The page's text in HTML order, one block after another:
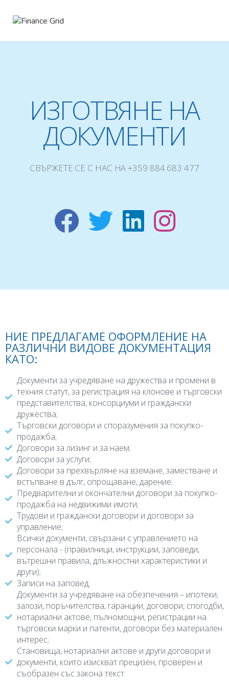
ИЗГОТВЯНЕ НА
ДОКУМЕНТИ
СВЪРЖЕТЕ СЕ С НАС НА +359 884 683 477
НИЕ ПРЕДЛАГАМЕ ОФОРМЛЕНИЕ НА
РАЗЛИЧНИ ВИДОВЕ ДОКУМЕНТАЦИЯ
КАТО:
Документи за учредяване на дружества и промени в
техния статут, за регистрация на клонове и търговски
представителства, консорциуми и граждански
дружества;
Търговски договори и споразумения за покупко-
продажба;
Договори за лизинг и за наем;
Договори за услуги;
Договори за прехвърляне на вземане, заместване и
встъпване в дълг, опрощаване, дарение;
Предварителни и окончателни договори за покупко-
продажба на недвижими имоти;
Трудови и граждански договори и договори за
управление;
Всички документи, свързани с управлението на
персонала - (правилници, инструкции, заповеди,
вътрешни правила, длъжностни характеристики и
други);
Записи на заповед;
Документи за учредяване на обезпечения – ипотеки,
залози, поръчителства, гаранции, договори, спогодби,
нотариални актове, пълномощни, регистрации на
търговски марки и патенти, договори без материален
интерес;
Становища, нотариални актове и други договори и
документи, които изискват прецизен, проверен и
съобразен със закона текст.